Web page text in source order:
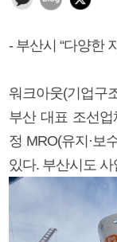
- 부산시 “다양한
워크아웃(기업구
부산 대표 조선
정 MRO(유지·보
있다. 부산시도